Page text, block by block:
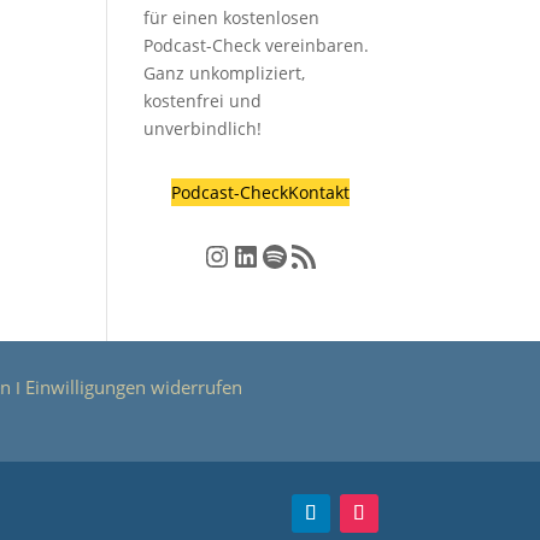
für einen kostenlosen
Podcast-Check vereinbaren.
Ganz unkompliziert,
kostenfrei und
unverbindlich!
Podcast-CheckKontakt
Instagram
LinkedIn
Spotify
RSS-Feed
Ι Einwilligungen widerrufen